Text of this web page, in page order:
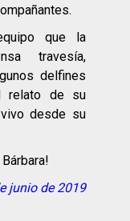
que la
travesía,
delfines
relato de su
desde su
junio de 2019